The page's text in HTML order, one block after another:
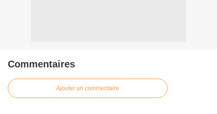
Commentaires
Ajouter un commentaire